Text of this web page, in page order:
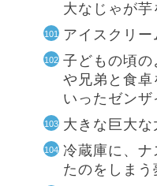
大なじゃが芋
アイスクリ
子どもの頃
や兄弟と食
いったゼン
大きな巨大
冷蔵庫に、
たのをしまう